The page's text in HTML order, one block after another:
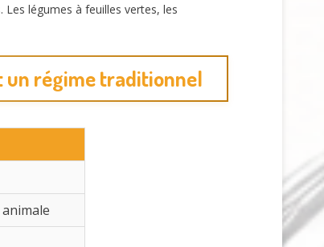
légumes à feuilles vertes, les
un régime traditionnel